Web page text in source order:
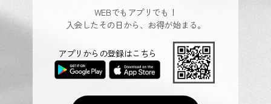
WEBでもアプリでも！
入会したその日から、お得が始まる。
アプリからの登録はこちら